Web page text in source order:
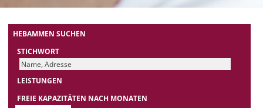
HEBAMMEN SUCHEN
STICHWORT
LEISTUNGEN
FREIE KAPAZITÄTEN NACH MONATEN